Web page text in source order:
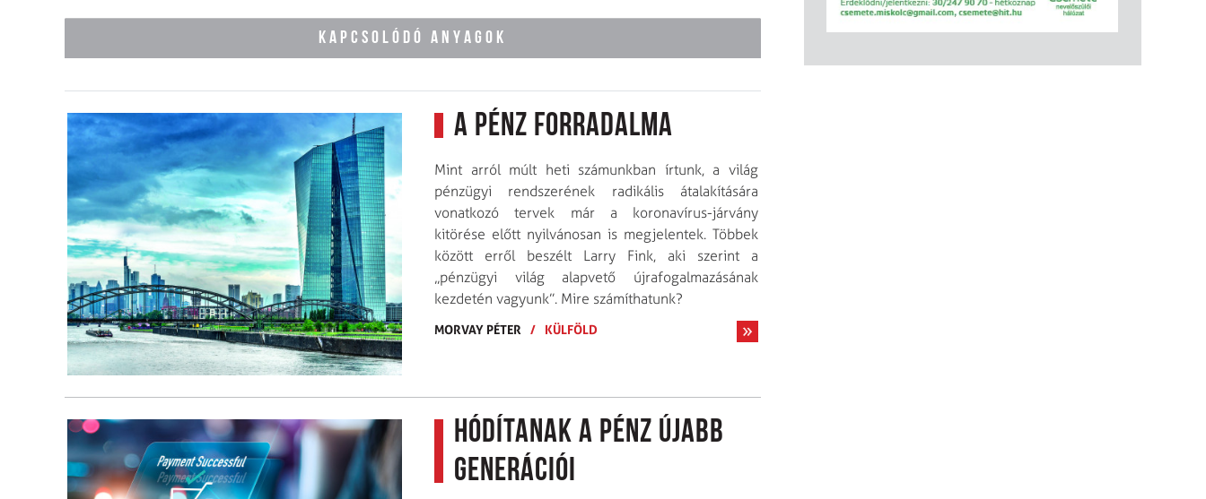
KAPCSOLÓDÓ ANYAGOK
A pénz forradalma
Mint arról múlt heti számunkban írtunk, a világ
pénzügyi rendszerének radikális átalakítására
vonatkozó tervek már a koronavírus-járvány
kitörése előtt nyilvánosan is megjelentek. Többek
között erről beszélt Larry Fink, aki szerint a
„pénzügyi világ alapvető újrafogalmazásának
kezdetén vagyunk”. Mire számíthatunk?
MORVAY PÉTER / KÜLFÖLD
Hódítanak a pénz újabb
generációi